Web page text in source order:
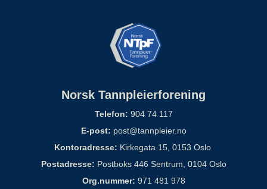
Norsk Tannpleierforening
Telefon: 904 74 117
E-post: post@tannpleier.no
Kontoradresse: Kirkegata 15, 0153 Oslo
Postadresse: Postboks 446 Sentrum, 0104 Oslo
Org.nummer: 971 481 978